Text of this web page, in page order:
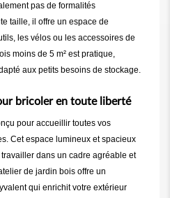
pas de formalités
taille, il offre un espace de
les vélos ou les accessoires de
moins de 5 m² est pratique,
aux petits besoins de stockage.
bricoler en toute liberté
pour accueillir toutes vos
Cet espace lumineux et spacieux
dans un cadre agréable et
de jardin bois offre un
qui enrichit votre extérieur